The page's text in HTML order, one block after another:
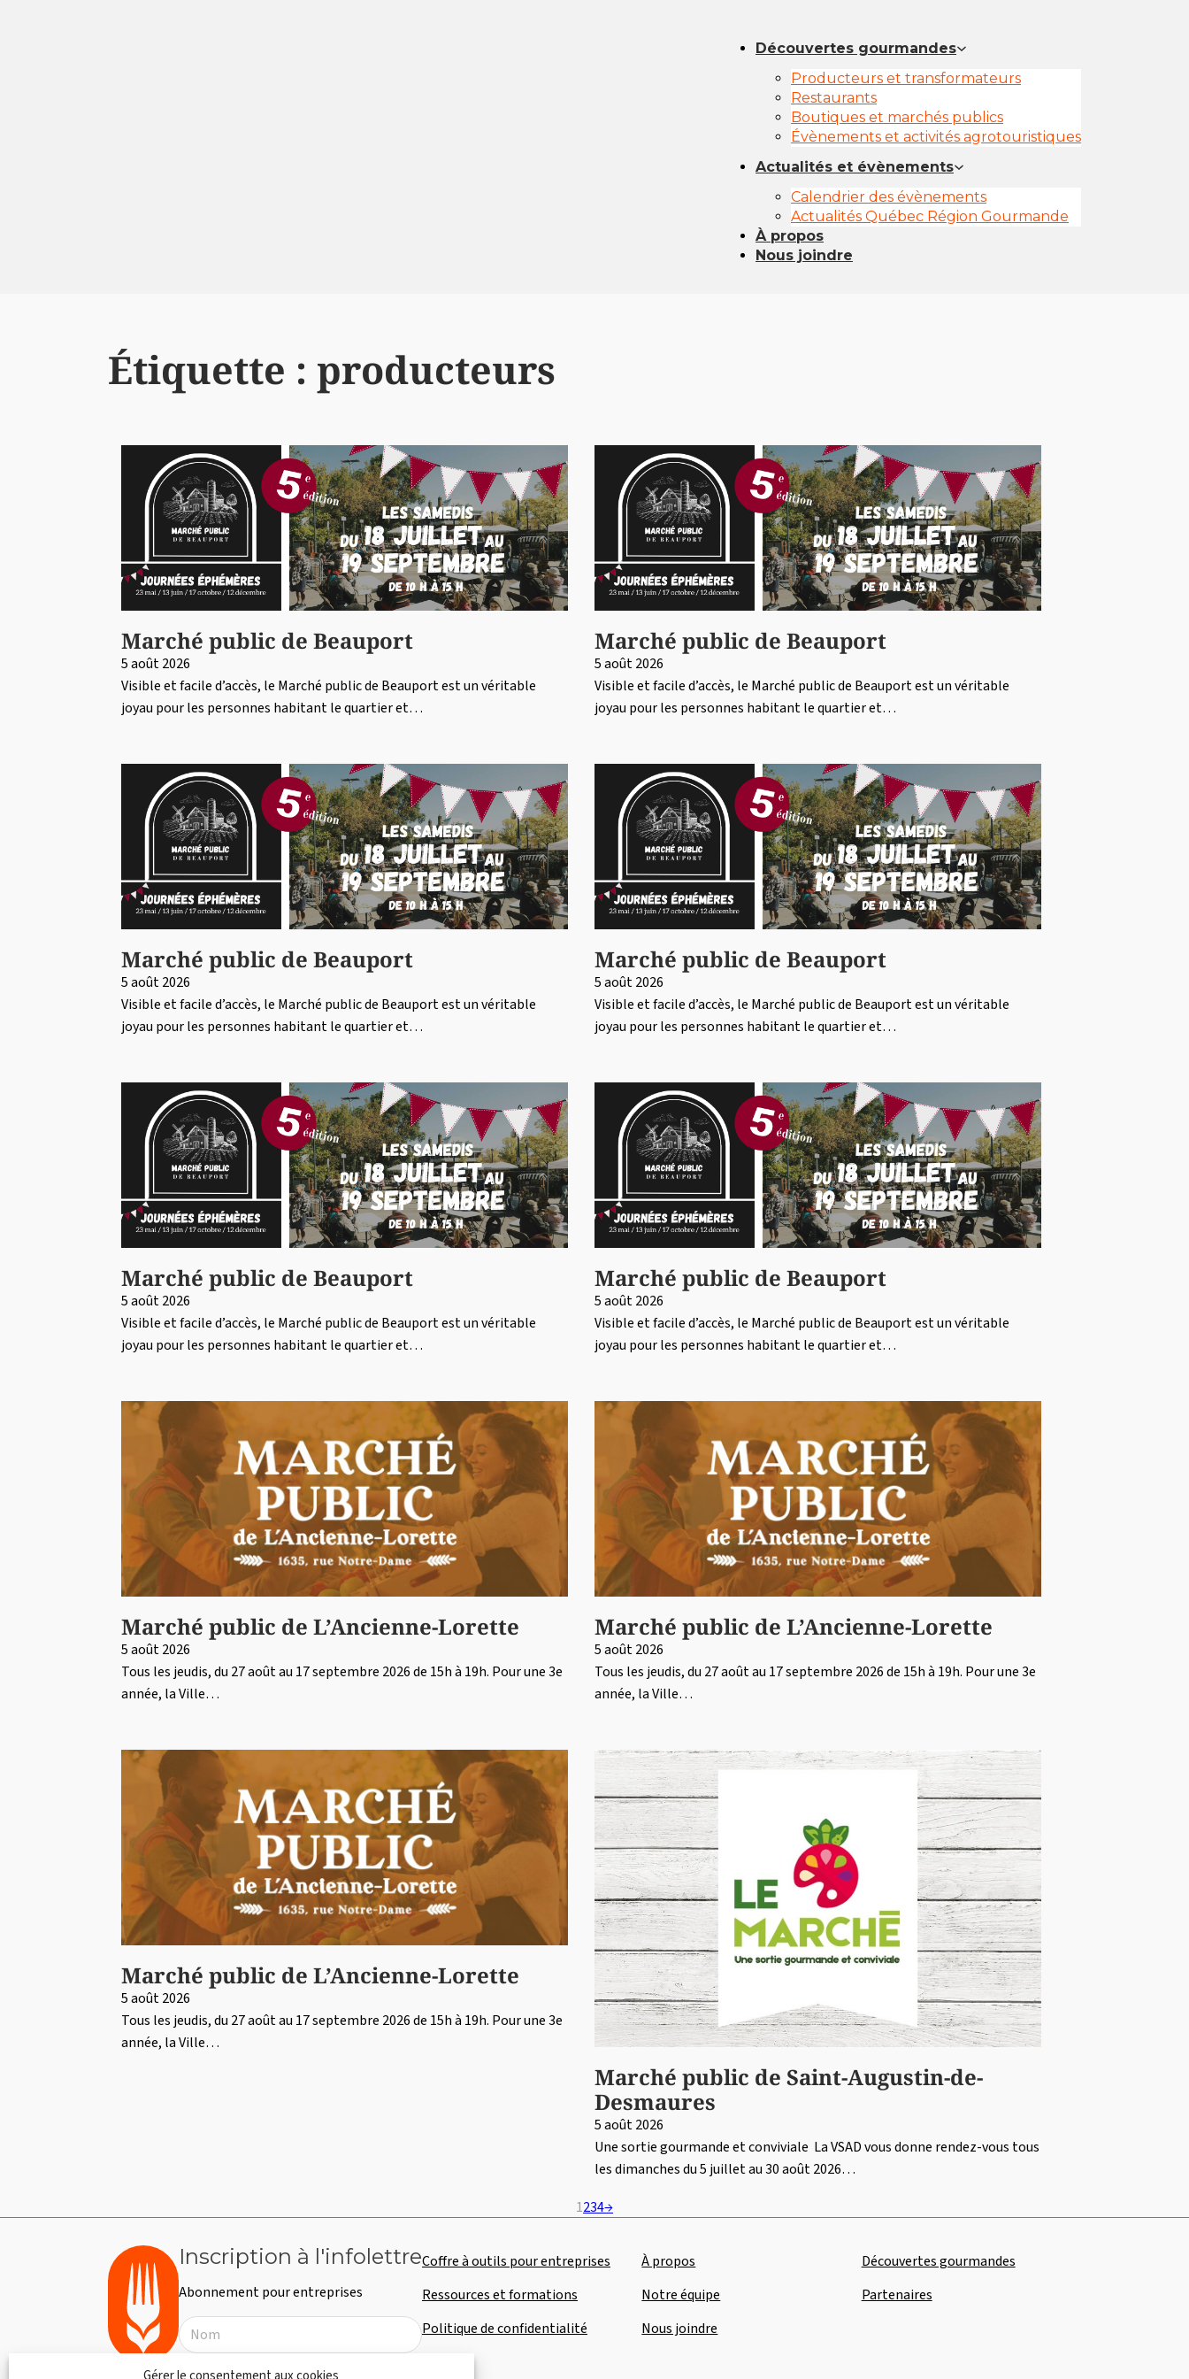
Découvertes gourmandes
Producteurs et transformateurs
Restaurants
Boutiques et marchés publics
Évènements et activités agrotouristiques
Actualités et évènements
Calendrier des évènements
Actualités Québec Région Gourmande
À propos
Nous joindre
Étiquette : producteurs
Marché public de Beauport
5 août 2026
Visible et facile d’accès, le Marché public de Beauport est un véritable
joyau pour les personnes habitant le quartier et…
Marché public de Beauport
5 août 2026
Visible et facile d’accès, le Marché public de Beauport est un véritable
joyau pour les personnes habitant le quartier et…
Marché public de Beauport
5 août 2026
Visible et facile d’accès, le Marché public de Beauport est un véritable
joyau pour les personnes habitant le quartier et…
Marché public de Beauport
5 août 2026
Visible et facile d’accès, le Marché public de Beauport est un véritable
joyau pour les personnes habitant le quartier et…
Marché public de Beauport
5 août 2026
Visible et facile d’accès, le Marché public de Beauport est un véritable
joyau pour les personnes habitant le quartier et…
Marché public de Beauport
5 août 2026
Visible et facile d’accès, le Marché public de Beauport est un véritable
joyau pour les personnes habitant le quartier et…
Marché public de L’Ancienne-Lorette
5 août 2026
Tous les jeudis, du 27 août au 17 septembre 2026 de 15h à 19h. Pour une 3e
année, la Ville…
Marché public de L’Ancienne-Lorette
5 août 2026
Tous les jeudis, du 27 août au 17 septembre 2026 de 15h à 19h. Pour une 3e
année, la Ville…
Marché public de L’Ancienne-Lorette
5 août 2026
Tous les jeudis, du 27 août au 17 septembre 2026 de 15h à 19h. Pour une 3e
année, la Ville…
Marché public de Saint-Augustin-de-
Desmaures
5 août 2026
Une sortie gourmande et conviviale La VSAD vous donne rendez-vous tous
les dimanches du 5 juillet au 30 août 2026…
1234→
Inscription à l'infolettre
Abonnement pour entreprises
Coffre à outils pour entreprises
Ressources et formations
Politique de confidentialité
À propos
Notre équipe
Nous joindre
Découvertes gourmandes
Partenaires